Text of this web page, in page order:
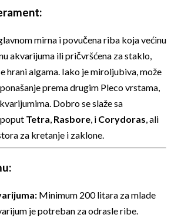
mirna i povučena riba koja većinu
akvarijuma ili pričvršćena za staklo,
hrani algama. Iako je miroljubiva, može
prema drugim Pleco vrstama,
Dobro se slaže sa
Tetra, Rasbore, i Corydoras, ali
za kretanje i zaklone.
Minimum 200 litara za mlade
je potreban za odrasle ribe.